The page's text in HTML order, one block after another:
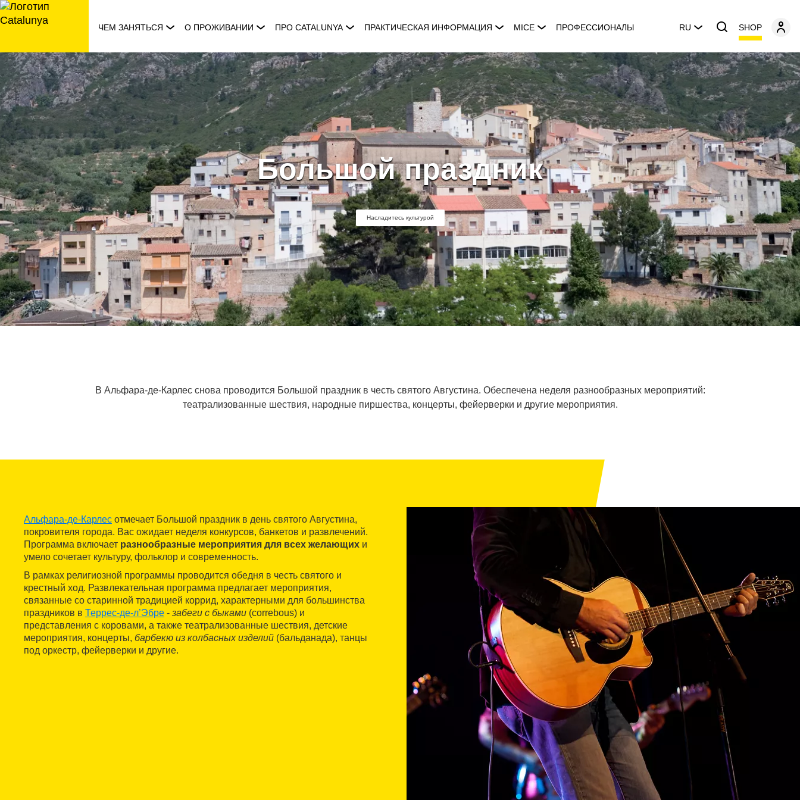
перейти
к
ЧЕМ ЗАНЯТЬСЯ О ПРОЖИВАНИИ ПРО CATALUNYA ПРАКТИЧЕСКАЯ ИНФОРМАЦИЯ MICE ПРОФЕССИОНАЛЫ RU SHOP
Большой праздник
Насладитесь культурой
В Альфара-де-Карлес снова проводится Большой праздник в честь святого Августина. Обеспечена неделя разнообразных мероприятий:
театрализованные шествия, народные пиршества, концерты, фейерверки и другие мероприятия.
Альфара-де-Карлес отмечает Большой праздник в день святого Августина,
покровителя города. Вас ожидает неделя конкурсов, банкетов и развлечений.
Программа включает разнообразные мероприятия для всех желающих и
умело сочетает культуру, фольклор и современность.
В рамках религиозной программы проводится обедня в честь святого и
крестный ход. Развлекательная программа предлагает мероприятия,
связанные со старинной традицией коррид, характерными для большинства
праздников в Террес-де-л’Эбре - забеги с быками (correbous) и
представления с коровами, а также театрализованные шествия, детские
мероприятия, концерты, барбекю из колбасных изделий (бальданада), танцы
под оркестр, фейерверки и другие.